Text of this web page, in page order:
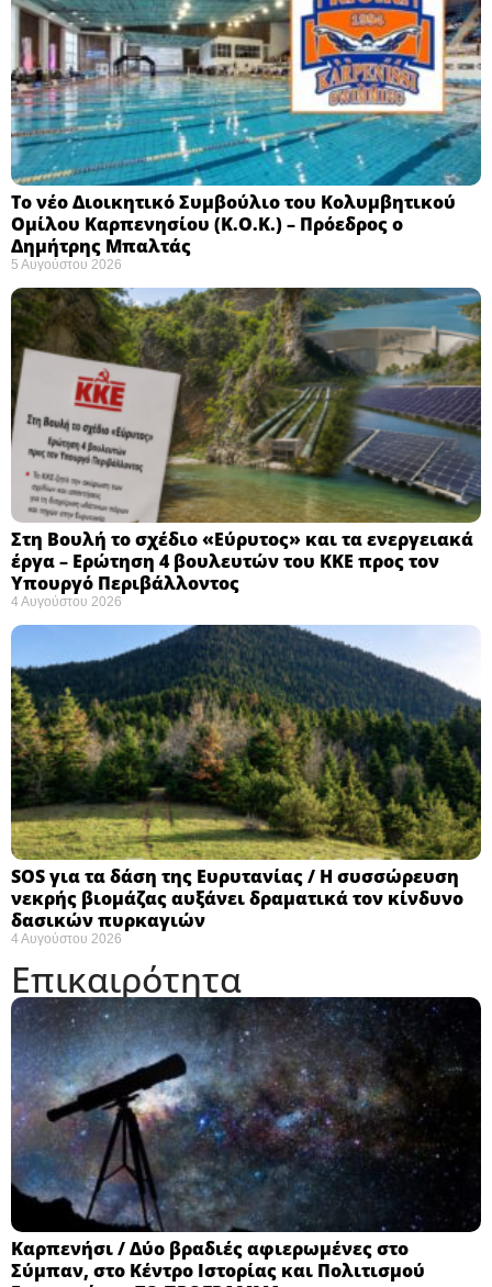
Το νέο Διοικητικό Συμβούλιο του Κολυμβητικού
Ομίλου Καρπενησίου (Κ.Ο.Κ.) – Πρόεδρος ο
Δημήτρης Μπαλτάς
5 Αυγούστου 2026
Στη Βουλή το σχέδιο «Εύρυτος» και τα ενεργειακά
έργα – Ερώτηση 4 βουλευτών του ΚΚΕ προς τον
Υπουργό Περιβάλλοντος
4 Αυγούστου 2026
SOS για τα δάση της Ευρυτανίας / Η συσσώρευση
νεκρής βιομάζας αυξάνει δραματικά τον κίνδυνο
δασικών πυρκαγιών
4 Αυγούστου 2026
Επικαιρότητα
Καρπενήσι / Δύο βραδιές αφιερωμένες στο
Σύμπαν, στο Κέντρο Ιστορίας και Πολιτισμού